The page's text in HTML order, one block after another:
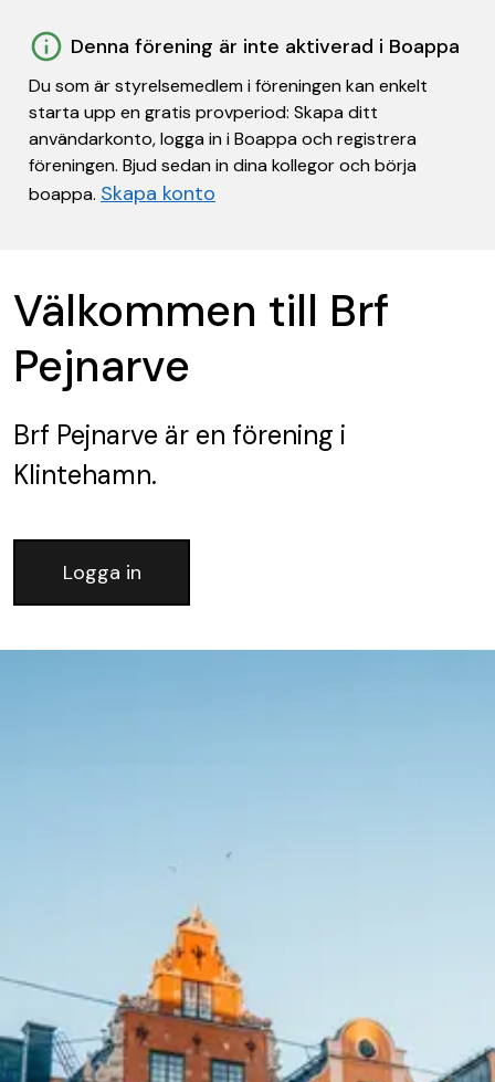
Denna förening är inte aktiverad i Boappa
Du som är styrelsemedlem i föreningen kan enkelt
starta upp en gratis provperiod: Skapa ditt
användarkonto, logga in i Boappa och registrera
föreningen. Bjud sedan in dina kollegor och börja
boappa. Skapa konto
Välkommen till Brf
Pejnarve
Brf Pejnarve är en förening i
Klintehamn.
Logga in